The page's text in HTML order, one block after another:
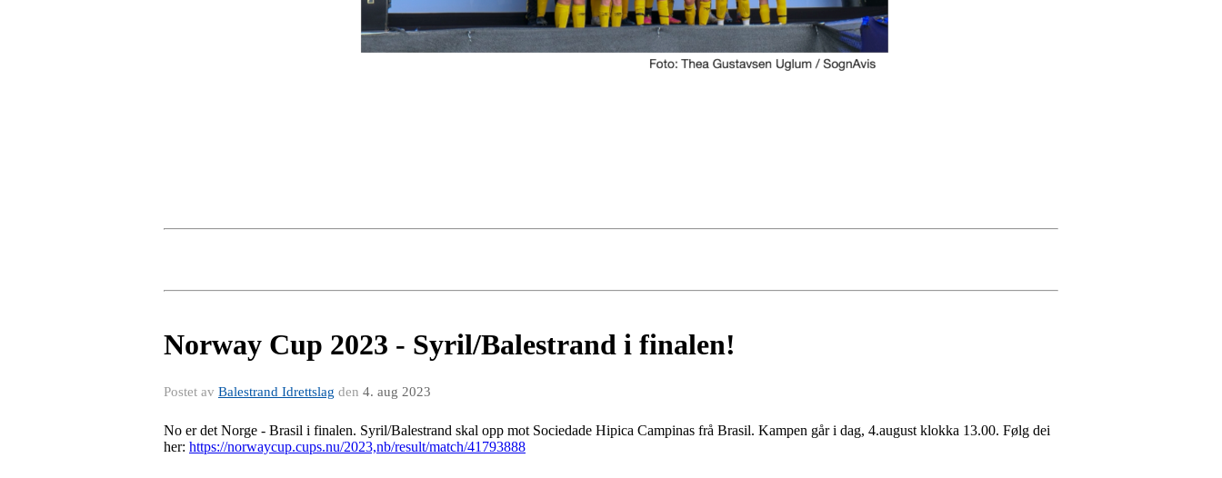
Norway Cup 2023 - Syril/Balestrand i finalen!
Postet av Balestrand Idrettslag den 4. aug 2023
No er det Norge - Brasil i finalen. Syril/Balestrand skal opp mot Sociedade Hipica Campinas frå Brasil. Kampen går i dag, 4.august klokka 13.00. Følg dei
her: https://norwaycup.cups.nu/2023,nb/result/match/41793888